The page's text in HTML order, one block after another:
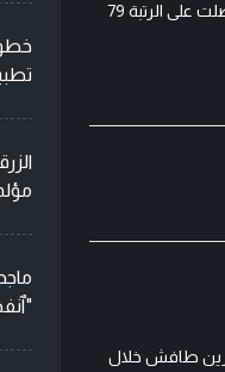
، وتوالت بعدها أعمال البطولة، ومنها دورها في مسلسل صبايا، وفي مسلسلجلسات نسائية، كما حصلت على الرتبة 79
يلي إخترنا لكم أبرز إطلالات نسرين طافش خلال